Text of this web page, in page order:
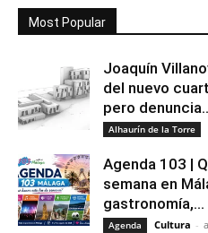
Most Popular
Joaquín
del nuevo
pero
Alhaurín de la Torre
Agenda 103 |
semana en
gastronomía,...
Agenda Cultura -